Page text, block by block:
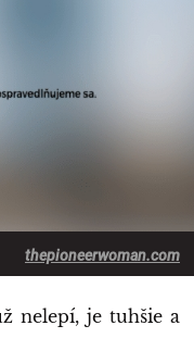
thepioneerwoman.com
nelepí, je tuhšie a